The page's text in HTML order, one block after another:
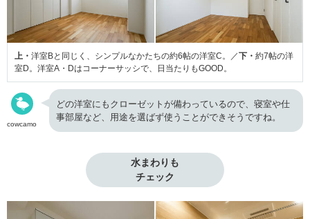
上・ 洋室Bと同じく、シンプルなかたちの約6帖の洋室C。／下・ 約7帖の洋
室D。洋室A・Dはコーナーサッシで、日当たりもGOOD。
cowcamo
どの洋室にもクローゼットが備わっているので、寝室や仕
事部屋など、用途を選ばず使うことができそうですね。
水まわりも
チェック